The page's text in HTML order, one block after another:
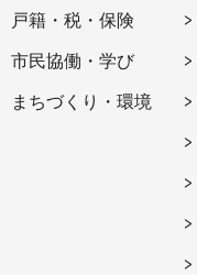
戸籍・税・保険
市民協働・学び
まちづくり・環境